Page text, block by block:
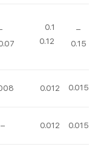
0.1
0.12
–
0.15
0.012 0.015
– 0.012 0.015